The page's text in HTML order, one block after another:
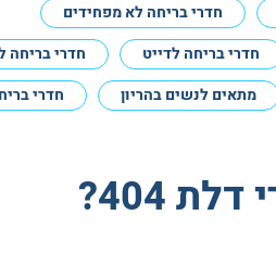
חדרי בריחה לא מפחידים
חדרי בריחה לדייט
חדרי בריחה
מתאים לנשים בהריון חדרי
404?